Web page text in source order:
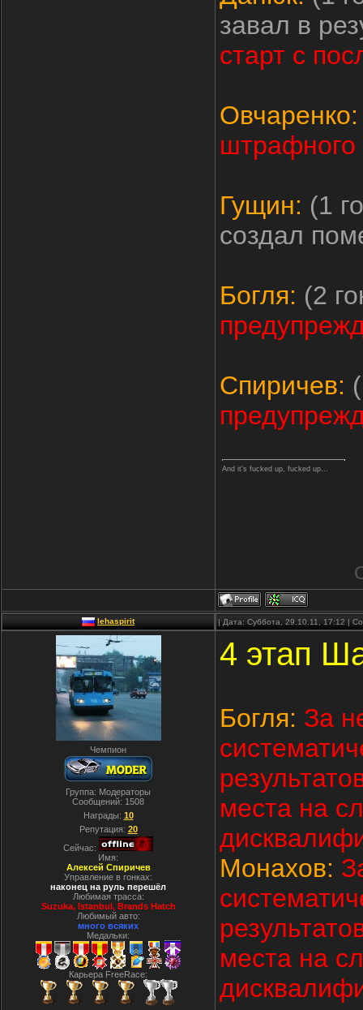
завал в
старт с
Овчаренко:
штрафного
Гущин: (1
создал
Богля: (2
Спиричев:
And it's fucked up, fucked up...
lehaspirit | Дата: Суббота, 29.10.11, 17:12 |
Чемпион
Группа: Модераторы
Сообщений: 1508
Награды: 10
Репутация: 20
Сейчас:
Имя:
Алексей Спиричев
Управление в гонках:
наконец на руль перешёл
Любимая трасса:
Suzuka, Istanbul, Вrands Hatch
Любимый авто:
много всяких
Медальки:
Карьера FreeRace:
4 этап
Богля: За
места на
Монахов:
места на